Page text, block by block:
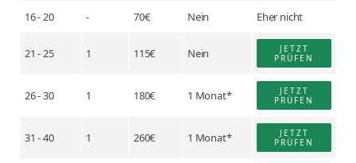
16 - 20 - 70€ Nein Eher nicht
21 - 25 1 115€ Nein
JETZT
PRÜFEN
26 - 30 1 180€ 1 Monat*
JETZT
PRÜFEN
31 - 40 1 260€ 1 Monat*
JETZT
PRÜFEN